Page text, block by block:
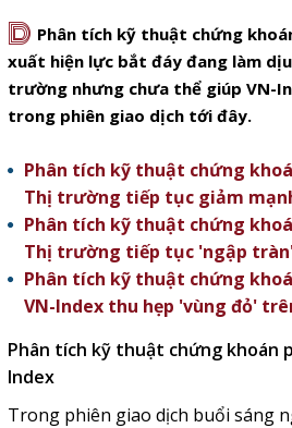
D Phân tích kỹ thuật chứng
xuất hiện lực bắt đáy đang làm
trường nhưng chưa thể giúp VN-
trong phiên giao dịch tới đây.
Phân tích kỹ thuật chứng
Thị trường tiếp tục giảm
Phân tích kỹ thuật chứng
Thị trường tiếp tục 'ngập
Phân tích kỹ thuật chứng
VN-Index thu hẹp 'vùng đỏ'
Phân tích kỹ thuật chứng khoán
Index
Trong phiên giao dịch buổi sáng